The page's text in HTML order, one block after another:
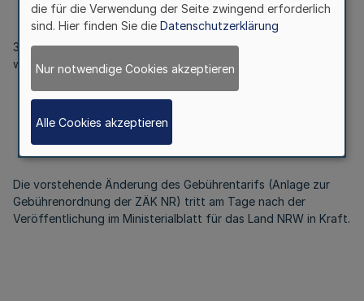
3. Der unter Tarifstelle 3.6 aufgeführte Betrag von € 200,--
wird ersetzt durch die Beträge € 300,-- bis € 400,--.
Artikel II
Die vorstehende Änderung des Gebührentarifs (Anlage zur
Gebührenordnung der ZÄK NR) tritt am Tage nach der
Veröffentlichung im Ministerialblatt für das Land NRW in Kraft.
die für die Verwendung der Seite zwingend erforderlich
sind. Hier finden Sie die Datenschutzerklärung
Nur notwendige Cookies akzeptieren
Alle Cookies akzeptieren